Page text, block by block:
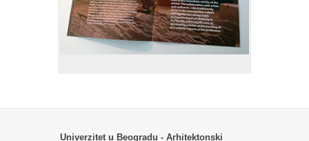
Univerzitet u Beogradu - Arhitektonski